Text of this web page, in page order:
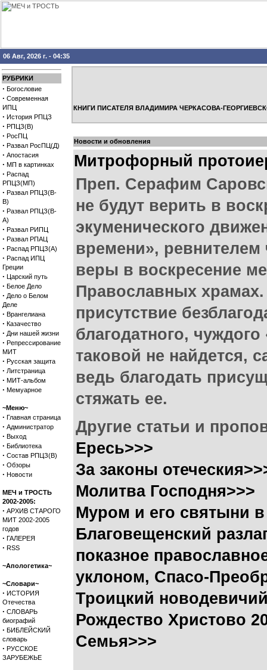
06 Авг, 2026 г. - 04:35
РУБРИКИ
· Богословие
· Современная
ИПЦ
· История РПЦЗ
· РПЦЗ(В)
· РосПЦ
· Развал РосПЦ(Д)
· Апостасия
· МП в картинках
· Распад
РПЦЗ(МП)
· Развал РПЦЗ(В-
В)
· Развал РПЦЗ(В-
А)
· Развал РИПЦ
· Развал РПАЦ
· Распад РПЦЗ(А)
· Распад ИПЦ
Греции
· Царский путь
· Белое Дело
· Дело о Белом
Деле
· Врангелиана
· Казачество
· Дни нашей жизни
· Репрессирование
МИТ
· Русская защита
· Литстраница
· МИТ-альбом
· Мемуарное
~Меню~
· Главная страница
· Администратор
· Выход
· Библиотека
· Состав РПЦЗ(В)
· Обзоры
· Новости
МЕЧ и ТРОСТЬ
2002-2005:
· АРХИВ СТАРОГО
МИТ 2002-2005
годов
· ГАЛЕРЕЯ
· RSS
~Апологетика~
~Словари~
· ИСТОРИЯ
Отечества
· СЛОВАРЬ
биографий
· БИБЛЕЙСКИЙ
словарь
· РУССКОЕ
ЗАРУБЕЖЬЕ
КНИГИ ПИСАТЕЛЯ ВЛАДИМИРА ЧЕРКАСОВА-
Новости и обновления
Митрофорный
Преп. Серафим
не будут верить в
экуменического
времени», ревнителем
веры в воскресение
Православных храмах.
присутствие
благодатного,
таковой не найдется,
ведь благодать
стяжать ее.
Другие статьи и
Ересь>>>
За законы
Молитва Господня>>>
Муром и его святыни
Благовещенский
показное
уклоном, Спасо-
Троицкий
Рождество Христово
Семья>>>